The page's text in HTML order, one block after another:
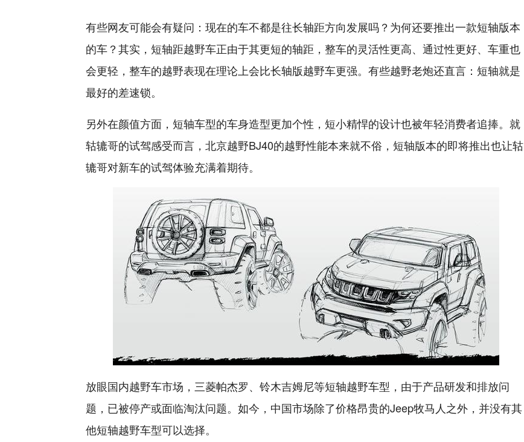
有些网友可能会有疑问：现在的车不都是往长轴距方向发展吗？为何还要推出一款短轴版本
的车？其实，短轴距越野车正由于其更短的轴距，整车的灵活性更高、通过性更好、车重也
会更轻，整车的越野表现在理论上会比长轴版越野车更强。有些越野老炮还直言：短轴就是
最好的差速锁。
另外在颜值方面，短轴车型的车身造型更加个性，短小精悍的设计也被年轻消费者追捧。就
轱辘哥的试驾感受而言，北京越野BJ40的越野性能本来就不俗，短轴版本的即将推出也让轱
辘哥对新车的试驾体验充满着期待。
放眼国内越野车市场，三菱帕杰罗、铃木吉姆尼等短轴越野车型，由于产品研发和排放问
题，已被停产或面临淘汰问题。如今，中国市场除了价格昂贵的Jeep牧马人之外，并没有其
他短轴越野车型可以选择。